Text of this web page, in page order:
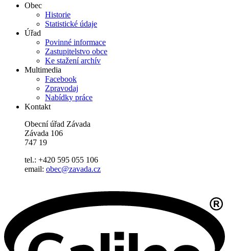
Obec
Historie
Statistické údaje
Úřad
Povinné informace
Zastupitelstvo obce
Ke stažení archív
Multimedia
Facebook
Zpravodaj
Nabídky práce
Kontakt
Obecní úřad Závada
Závada 106
747 19
tel.: +420 595 055 106
email: obec@zavada.cz